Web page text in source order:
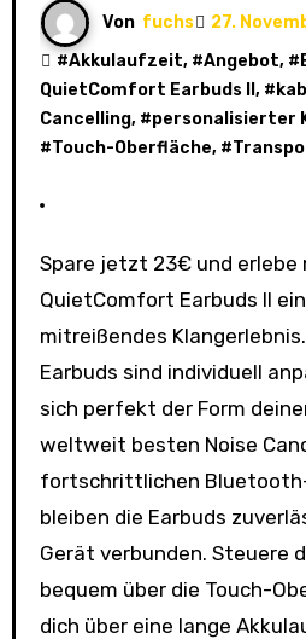
Von fuchs
27.
#Akkulaufzeit, #Angebot, #
QuietComfort Earbuds II , #
Cancelling, #personalisierter
#Touch-Oberfläche, #
Spare jetzt 23€ und erlebe mit den Bose
QuietComfort Earbuds II
mitreißendes
Earbuds sind individuell
sich perfekt der Form
weltweit besten Noise
fortschrittlichen
bleiben die Earbuds
Gerät verbunden. Steuere
bequem über die Touch-
dich über eine lange